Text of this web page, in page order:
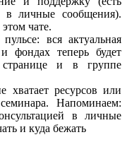
личные сообщения).
чате.
вся актуальная
фондах теперь будет
странице и в группе
хватает ресурсов или
Напоминаем:
в личные
и куда бежать